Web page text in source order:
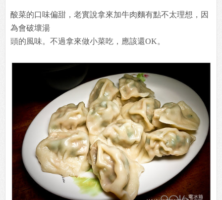
酸菜的口味偏甜，老實說拿來加牛肉麵有點不太理想，因
為會破壞湯
頭的風味。不過拿來做小菜吃，應該還OK。